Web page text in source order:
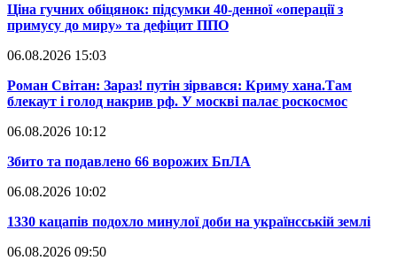
​Ціна гучних обіцянок: підсумки 40-денної «операції з
примусу до миру» та дефіцит ППО
06.08.2026 15:03
​Роман Світан: Зараз! путін зірвався: Криму хана.Там
блекаут і голод накрив рф. У москві палає роскосмос
06.08.2026 10:12
​Збито та подавлено 66 ворожих БпЛА
06.08.2026 10:02
​1330 кацапів подохло минулої доби на українсській землі
06.08.2026 09:50